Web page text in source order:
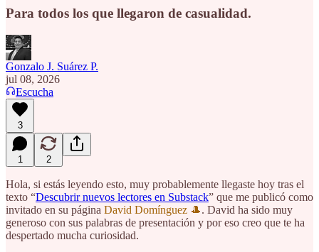
Para todos los que llegaron de casualidad.
Gonzalo J. Suárez P.
jul 08, 2026
Escucha
3
1 2
Hola, si estás leyendo esto, muy probablemente llegaste hoy tras el
texto “Descubrir nuevos lectores en Substack” que me publicó como
invitado en su página David Domínguez 🎩. David ha sido muy
generoso con sus palabras de presentación y por eso creo que te ha
despertado mucha curiosidad.